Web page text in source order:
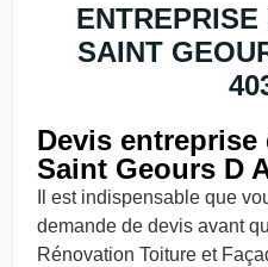
SAINT
Devis
Saint Geours D
Il est indispensable que
demande de devis avant
Rénovation Toiture et